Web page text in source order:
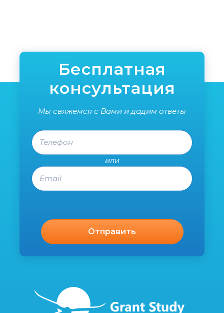
Бесплатная
консультация
Мы свяжемся с Вами и дадим ответы
Телефон
или
Email